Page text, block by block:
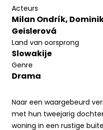
Acteurs
Milan Ondrík,
Geislerová
Land van oorsprong
Slowakije
Genre
Drama
Naar een waargebeurd
met hun tweejarig
woning in een rustige